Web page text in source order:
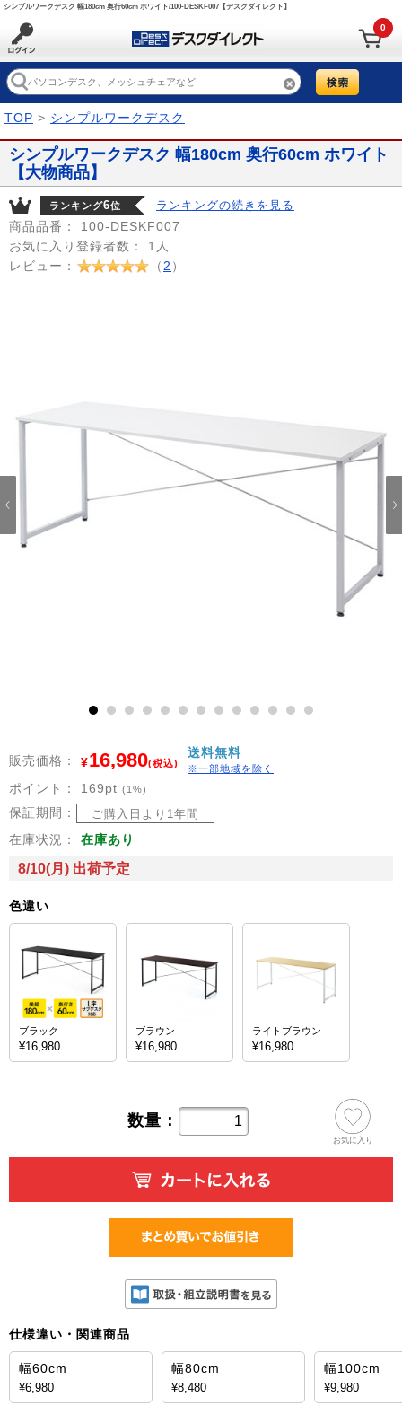
シンプルワークデスク 幅180cm 奥行60cm ホワイト/100-DESKF007【デスクダイレクト】
0
TOP > シンプルワークデスク
シンプルワークデスク 幅180cm 奥行60cm ホワイト
【大物商品】
ランキング6位 ランキングの続きを見る
商品品番：
100-DESKF007
お気に入り登録者数：
1人
レビュー：
（ 2 ）
10 11 12
販売価格： ¥16,980(税込)
送料無料
※一部地域を除く
ポイント： 169pt (1%)
保証期間： ご購入日より1年間
在庫状況： 在庫あり
8/10(月) 出荷予定
色違い
ブラック
¥16,980
ブラウン
¥16,980
ライトブラウン
¥16,980
数量：
お気に入り
仕様違い・関連商品
幅60cm
¥6,980
幅80cm
¥8,480
幅100cm
¥9,980